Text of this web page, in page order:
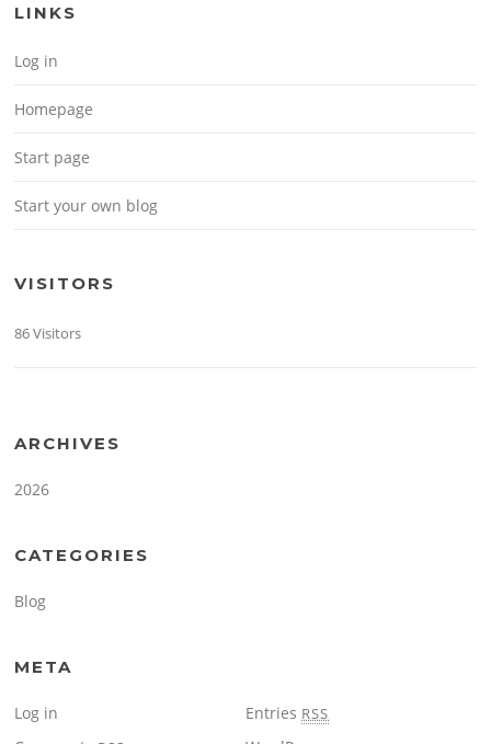
LINKS
Log in
Homepage
Start page
Start your own blog
VISITORS
86 Visitors
ARCHIVES
2026
CATEGORIES
Blog
META
Log in Entries RSS